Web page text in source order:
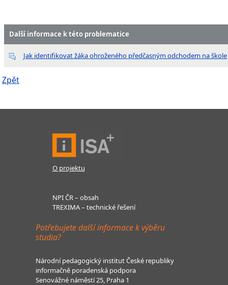
Další informace k této problematice
Jak identifikovat žáka ohroženého předčasným odchodem na škole
Zpět
O projektu
NPI ČR – obsah
TREXIMA – technické řešení
Potřebujete další informace k výběru
studia?
Národní pedagogický institut České republiky
informačně poradenská podpora
Senovážné náměstí 25, Praha 1